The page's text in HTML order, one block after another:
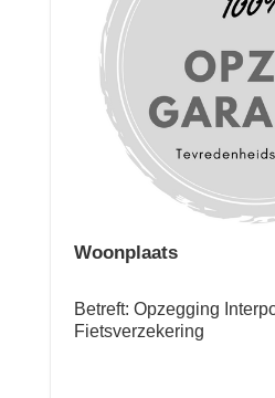
Woonplaats
Betreft: Opzegging
Fietsverzekering